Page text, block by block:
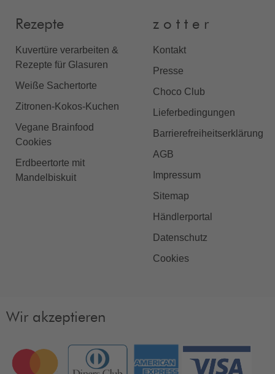
Rezepte
Kuvertüre verarbeiten &
Rezepte für Glasuren
Weiße Sachertorte
Zitronen-Kokos-Kuchen
Vegane Brainfood
Cookies
Erdbeertorte mit
Mandelbiskuit
z o t t e r
Kontakt
Presse
Choco Club
Lieferbedingungen
Barrierefreiheitserklärung
AGB
Impressum
Sitemap
Händlerportal
Datenschutz
Cookies
Wir akzeptieren